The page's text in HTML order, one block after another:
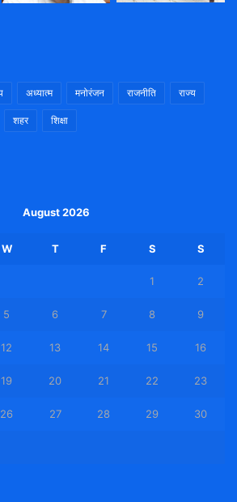
अध्यात्म मनोरंजन राजनीति राज्य
शहर शिक्षा
August 2026
W T F S S
1 2
5 6 7 8 9
12 13 14 15 16
19 20 21 22 23
26 27 28 29 30